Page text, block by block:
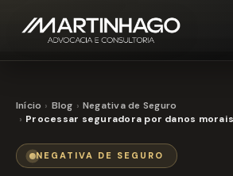
Início Blog
Negativa de Seguro
Processar seguradora por danos morais
NEGATIVA DE SEGURO